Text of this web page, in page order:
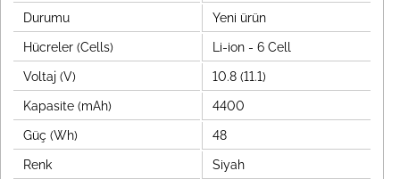
Durumu Yeni ürün
Hücreler (Cells) Li-ion - 6 Cell
Voltaj (V) 10.8 (11.1)
Kapasite (mAh) 4400
Güç (Wh) 48
Renk Siyah